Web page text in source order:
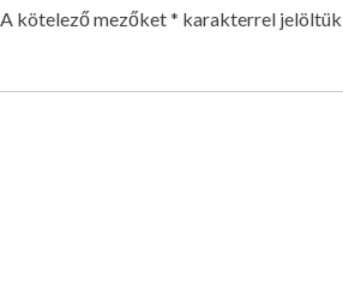
A kötelező mezőket* karakterrel jelöltük